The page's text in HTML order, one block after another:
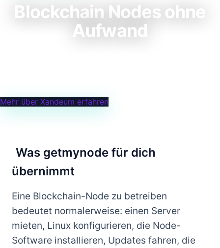
Blockchain Nodes ohne
Aufwand
Mehr über Xandeum erfahren
Was getmynode für dich
übernimmt
Eine Blockchain-Node zu betreiben
bedeutet normalerweise: einen Server
mieten, Linux konfigurieren, die Node-
Software installieren, Updates fahren, die